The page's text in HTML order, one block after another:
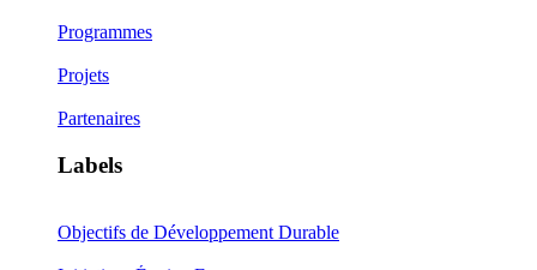
Programmes
Projets
Partenaires
Labels
Objectifs de Développement Durable